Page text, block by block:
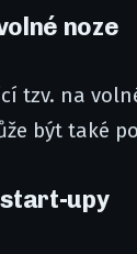
noze
tzv. na
být také
upy